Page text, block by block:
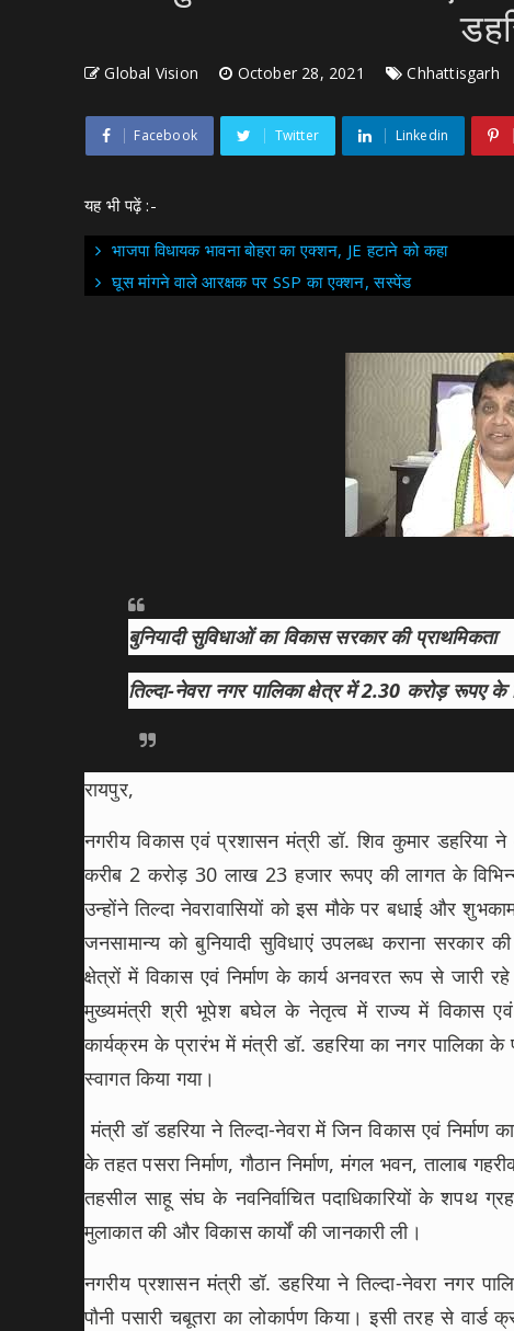
Global Vision October 28, 2021 Chhattisgarh
Facebook Twitter Linkedin
यह भी पढ़ें :-
भाजपा विधायक भावना बोहरा का एक्शन, JE हटाने को कहा
घूस मांगने वाले आरक्षक पर SSP का एक्शन, सस्पेंड
बुनियादी सुविधाओं का विकास सरकार की प्राथमिकता
तिल्दा-नेवरा नगर पालिका क्षेत्र में 2.30 करोड़ रूपए के
रायपुर,
नगरीय विकास एवं प्रशासन मंत्री डॉ. शिव कुमार डहरिया
करीब 2 करोड़ 30 लाख 23 हजार रूपए की लागत के विभिन्न
उन्होंने तिल्दा नेवरावासियों को इस मौके पर बधाई और
जनसामान्य को बुनियादी सुविधाएं उपलब्ध कराना सरकार
क्षेत्रों में विकास एवं निर्माण के कार्य अनवरत रूप से
मुख्यमंत्री श्री भूपेश बघेल के नेतृत्व में राज्य में विकास एवं
कार्यक्रम के प्रारंभ में मंत्री डॉ. डहरिया का नगर पालिका के
स्वागत किया गया।
मंत्री डॉ डहरिया ने तिल्दा-नेवरा में जिन विकास एवं निर्माण
के तहत पसरा निर्माण, गौठान निर्माण, मंगल भवन, तालाब
तहसील साहू संघ के नवनिर्वाचित पदाधिकारियों के शपथ
मुलाकात की और विकास कार्यों की जानकारी ली।
नगरीय प्रशासन मंत्री डॉ. डहरिया ने तिल्दा-नेवरा नगर
पौनी पसारी चबूतरा का लोकार्पण किया। इसी तरह से